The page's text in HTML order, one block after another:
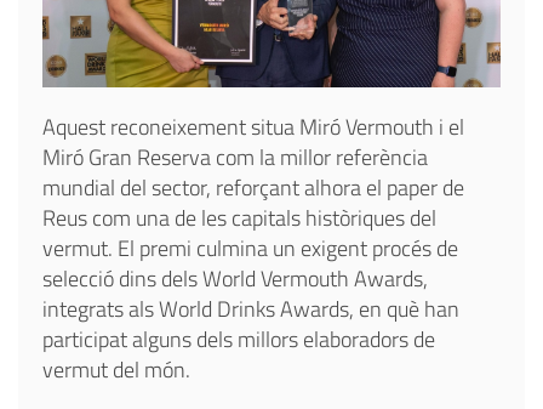
Aquest reconeixement situa Miró Vermouth i el
Miró Gran Reserva com la millor referència
mundial del sector, reforçant alhora el paper de
Reus com una de les capitals històriques del
vermut. El premi culmina un exigent procés de
selecció dins dels World Vermouth Awards,
integrats als World Drinks Awards, en què han
participat alguns dels millors elaboradors de
vermut del món.